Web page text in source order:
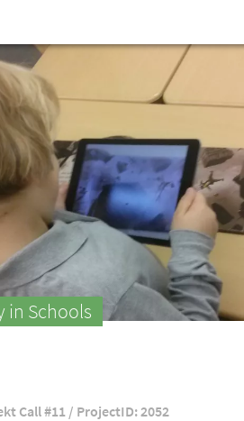
or email address
in Schools
Call #11 / ProjectID: 2052